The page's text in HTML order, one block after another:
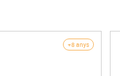
+8 anys